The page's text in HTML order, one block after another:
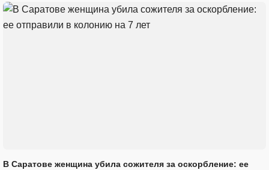
В Саратове женщина убила сожителя за оскорбление: ее